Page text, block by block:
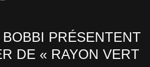
PRÉSENTENT
DE « RAYON VERT